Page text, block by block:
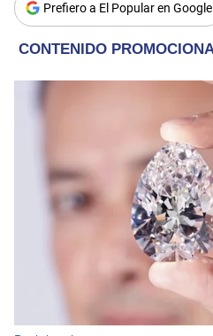
Prefiero a El Popular en Google